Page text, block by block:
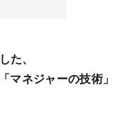
た、
マネジャーの技術」